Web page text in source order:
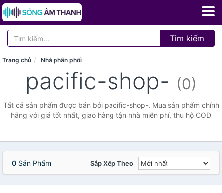
Tìm kiếm
Trang chủ Nhà phân phối
pacific-shop- (0)
Tất cả sản phẩm được bán bởi pacific-shop-. Mua sản phẩm chính
hãng với giá tốt nhất, giao hàng tận nhà miễn phí, thu hộ COD
0 Sản Phẩm Sắp Xếp Theo